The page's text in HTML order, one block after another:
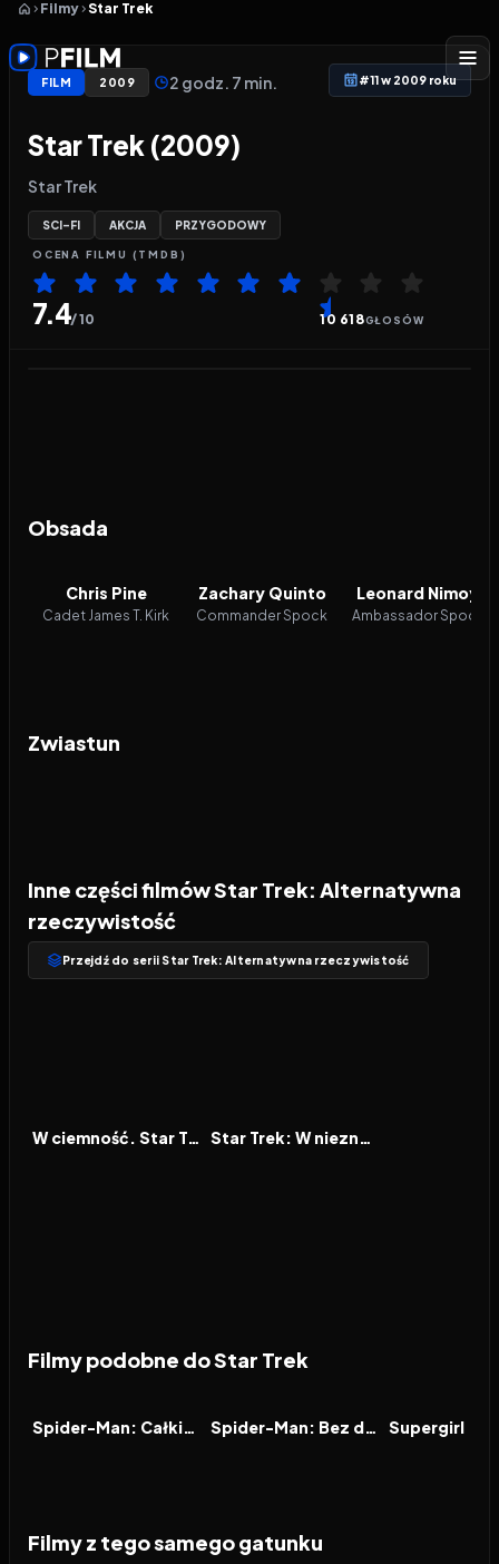
Filmy Star Trek
FILM 2009 2 godz. 7 min. #11 w 2009 roku
Star Trek (2009)
Star Trek
SCI-FI AKCJA PRZYGODOWY
OCENA FILMU (TMDB)
7.4/ 10 10 618GŁOSÓW
Obsada
Chris Pine
Cadet James T. Kirk
Zachary Quinto
Commander Spock
Leonard Nimoy
Ambassador Spock
Zwiastun
Inne części filmów Star Trek: Alternatywna
rzeczywistość
Przejdź do serii Star Trek: Alternatywna rzeczywistość
FILM W ciemność. Star Trek FILM Star Trek: W nieznane
Filmy podobne do Star Trek
FILM Spider-Man: Całkiem nowy dzień FILM Spider-Man: Bez drogi do domu FILM
Supergirl
Filmy z tego samego gatunku